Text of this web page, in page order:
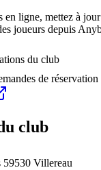
en ligne, mettez à
joueurs depuis
du club
de réservation
club
59530 Villereau